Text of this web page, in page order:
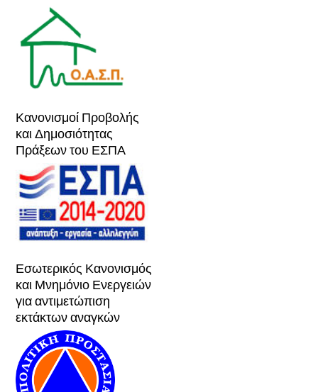
Κανονισμοί Προβολής
και Δημοσιότητας
Πράξεων του ΕΣΠΑ
Εσωτερικός Κανονισμός
και Μνημόνιο Ενεργειών
για αντιμετώπιση
εκτάκτων αναγκών